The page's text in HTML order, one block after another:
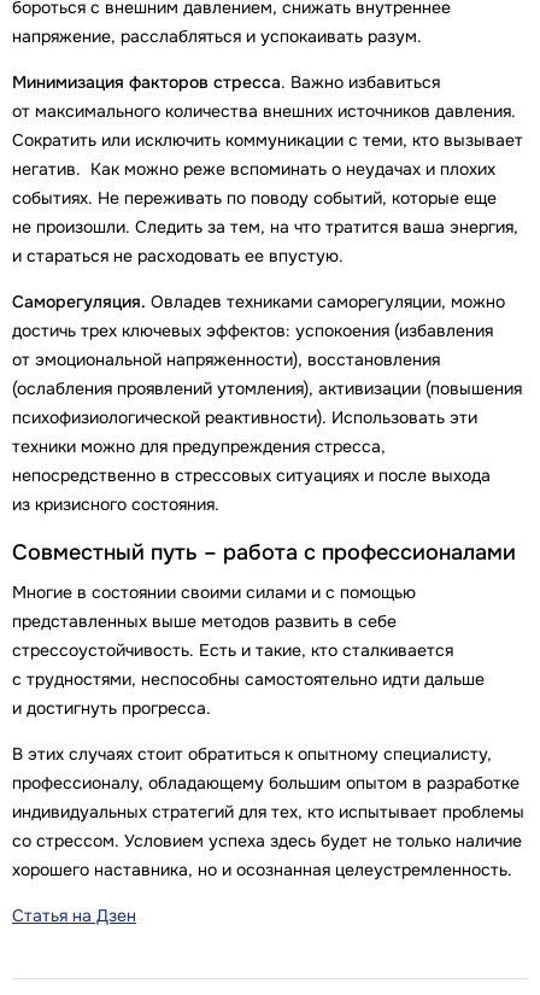
бороться с внешним давлением, снижать внутреннее
напряжение, расслабляться и успокаивать разум.
Минимизация факторов стресса. Важно избавиться
от максимального количества внешних источников давления.
Сократить или исключить коммуникации с теми, кто вызывает
негатив. Как можно реже вспоминать о неудачах и плохих
событиях. Не переживать по поводу событий, которые еще
не произошли. Следить за тем, на что тратится ваша энергия,
и стараться не расходовать ее впустую.
Саморегуляция. Овладев техниками саморегуляции, можно
достичь трех ключевых эффектов: успокоения (избавления
от эмоциональной напряженности), восстановления
(ослабления проявлений утомления), активизации (повышения
психофизиологической реактивности). Использовать эти
техники можно для предупреждения стресса,
непосредственно в стрессовых ситуациях и после выхода
из кризисного состояния.
Совместный путь – работа с профессионалами
Многие в состоянии своими силами и с помощью
представленных выше методов развить в себе
стрессоустойчивость. Есть и такие, кто сталкивается
с трудностями, неспособны самостоятельно идти дальше
и достигнуть прогресса.
В этих случаях стоит обратиться к опытному специалисту,
профессионалу, обладающему большим опытом в разработке
индивидуальных стратегий для тех, кто испытывает проблемы
со стрессом. Условием успеха здесь будет не только наличие
хорошего наставника, но и осознанная целеустремленность.
Статья на Дзен